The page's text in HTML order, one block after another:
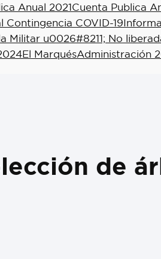
Anual 2021Cuenta Publica
Contingencia COVID-19
Militar u0026#8211; No
El MarquésAdministración
de